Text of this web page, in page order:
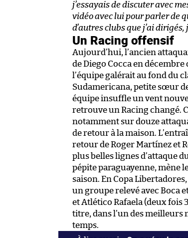
j’essayais de discuter avec
vidéo avec lui pour parler de
d’autres clubs que j’ai
Un Racing offensif
Aujourd’hui, l’ancien
de Diego Cocca en
l’équipe galérait au fond du
Sudamericana, petite sœur
équipe insuffle un vent
retrouve un Racing changé.
notamment sur douze
de retour à la maison.
retour de Roger Martínez et
plus belles lignes d’attaque
pépite paraguayenne, mène le
saison. En Copa
un groupe relevé avec Boca
et Atlético Rafaela (deux fois
titre, dans l’un des
temps.